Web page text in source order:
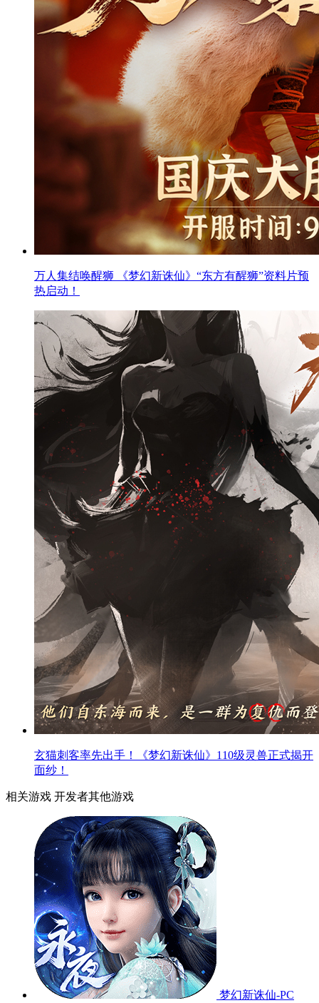
万人集结唤醒狮 《梦幻新诛仙》“东方有醒狮”资料片预
热启动！
玄猫刺客率先出手！《梦幻新诛仙》110级灵兽正式揭开
面纱！
相关游戏 开发者其他游戏
梦幻新诛仙-PC